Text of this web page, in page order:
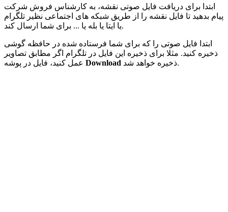
ابتدا برای دریافت فایل صوتی نقشه، به کارشناس فروش شرکت
پیام بدهید تا فایل نقشه را از طریق شبکه های اجتماعی نظیر تلگرام
یا ایتا یا بله یا ... برای شما ارسال کند.
ابتدا فایل صوتی را که برای شما فرستاده شده در حافظه گوشی
ذخیره کنید. مثلا برای ذخیره این فایل در تلگرام اگر مطابق تصاویر
Download ذخیره خواهد شد.